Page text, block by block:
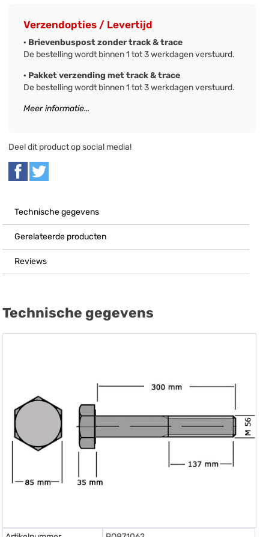
Verzendopties / Levertijd
· Brievenbuspost zonder track & trace
De bestelling wordt binnen 1 tot 3 werkdagen verstuurd.
· Pakket verzending met track & trace
De bestelling wordt binnen 1 tot 3 werkdagen verstuurd.
Meer informatie...
Deel dit product op social media!
Technische gegevens
Gerelateerde producten
Reviews
Technische gegevens